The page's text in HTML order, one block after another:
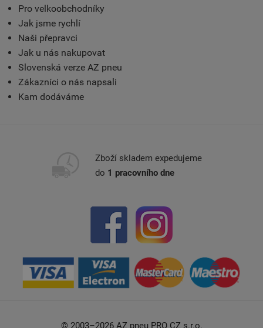
Pro velkoobchodníky
Jak jsme rychlí
Naši přepravci
Jak u nás nakupovat
Slovenská verze AZ pneu
Zákazníci o nás napsali
Kam dodáváme
Zboží skladem expedujeme
do 1 pracovního dne
© 2003–2026 AZ pneu PRO CZ s.r.o.